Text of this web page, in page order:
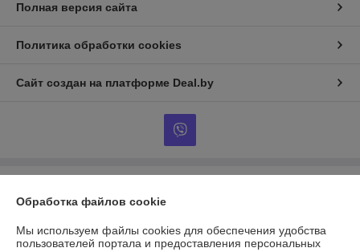
Полная версия сайта
Политика обработки cookies
Сайт создан на платформе Deal.by
РБ, 246008, г. Гомель ул. 30лет БССР, 1/100
Обработка файлов cookie
Мы используем файлы cookies для обеспечения удобства
пользователей портала и предоставления персональных